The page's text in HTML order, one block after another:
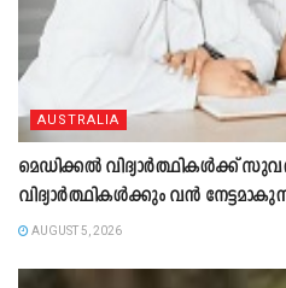
AUSTRALIA
മെഡിക്കൽ വിദ്യാർത്ഥികൾക്ക്
വിദ്യാർത്ഥികൾക്കും വൻ
AUGUST 5, 2026